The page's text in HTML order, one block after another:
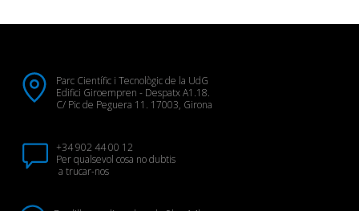
Parc Científic i Tecnològic de la UdG
Edifici Giroempren - Despatx A1.18.
C/ Pic de Peguera 11. 17003, Girona
+34 902 44 00 12
Per qualsevol cosa no dubtis
a trucar-nos